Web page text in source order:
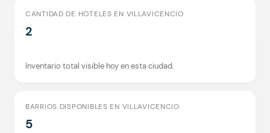
CANTIDAD DE HOTELES EN VILLAVICENCIO
2
Inventario total visible hoy en esta ciudad.
BARRIOS DISPONIBLES EN VILLAVICENCIO
5